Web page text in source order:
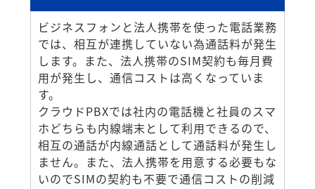
ビジネスフォンと法人携帯を使った電話業務
では、相互が連携していない為通話料が発生
します。また、法人携帯のSIM契約も毎月費
用が発生し、通信コストは高くなっていま
す。
クラウドPBXでは社内の電話機と社員のスマ
ホどちらも内線端末として利用できるので、
相互の通話が内線通話として通話料が発生し
ません。また、法人携帯を用意する必要もな
いのでSIMの契約も不要で通信コストの削減